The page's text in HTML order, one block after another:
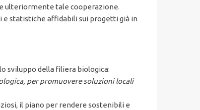
ulteriormente tale cooperazione.
statistiche affidabili sui progetti già in
sviluppo della filiera biologica:
per promuovere soluzioni locali
il piano per rendere sostenibili e